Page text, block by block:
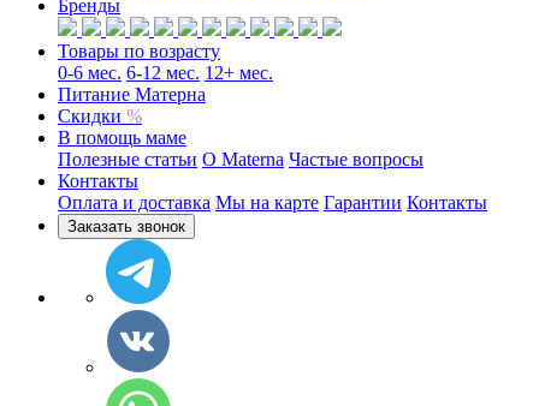
Бренды
Товары по возрасту
0-6 мес. 6-12 мес. 12+ мес.
Питание Матерна
Скидки %
В помощь маме
Полезные статьи O Materna Частые вопросы
Контакты
Оплата и доставка Мы на карте Гарантии Контакты
Заказать звонок